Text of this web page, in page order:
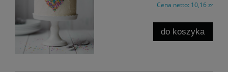
Cena netto: 10,16 zł
do koszyka